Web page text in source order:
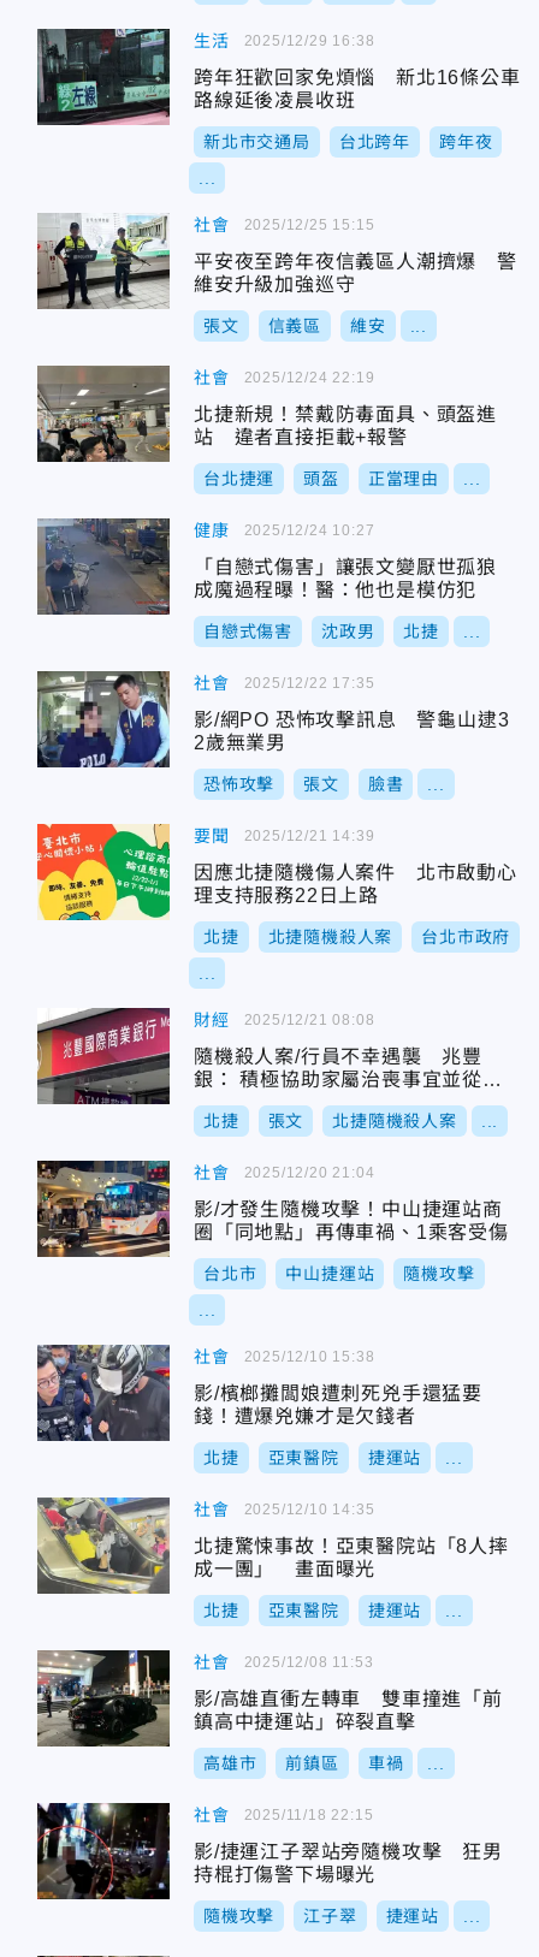
生活
跨年狂歡回家免煩惱 新北16條公車
路線延後凌晨收班
新北市交通局 台北跨年 跨年夜
2025/12/29 16:38
社會
平安夜至跨年夜信義區人潮擠爆 警
維安升級加強巡守
張文 信義區 維安
2025/12/25 15:15
社會
北捷新規！禁戴防毒面具、頭盔進
站 違者直接拒載+報警
台北捷運 頭盔 正當理由
2025/12/24 22:19
健康
「自戀式傷害」讓張文變厭世孤狼
成魔過程曝！醫：他也是模仿犯
自戀式傷害 沈政男 北捷
2025/12/24 10:27
社會
影/網PO 恐怖攻擊訊息 警龜山逮3
2歲無業男
恐怖攻擊 張文 臉書
2025/12/22 17:35
要聞
因應北捷隨機傷人案件 北市啟動心
理支持服務22日上路
北捷 北捷隨機殺人案 台北市政府
2025/12/21 14:39
財經
隨機殺人案/行員不幸遇襲 兆豐
銀： 積極協助家屬治喪事宜並從優
撫恤
北捷 張文 北捷隨機殺人案
2025/12/21 08:08
社會
影/才發生隨機攻擊！中山捷運站商
圈「同地點」再傳車禍、1乘客受傷
台北市 中山捷運站 隨機攻擊
2025/12/20 21:04
社會
影/檳榔攤闆娘遭刺死兇手還猛要
錢！遭爆兇嫌才是欠錢者
北捷 亞東醫院 捷運站
2025/12/10 15:38
社會
北捷驚悚事故！亞東醫院站「8人摔
成一團」 畫面曝光
北捷 亞東醫院 捷運站
2025/12/10 14:35
社會
影/高雄直衝左轉車 雙車撞進「前
鎮高中捷運站」碎裂直擊
高雄市 前鎮區 車禍
2025/12/08 11:53
社會
影/捷運江子翠站旁隨機攻擊 狂男
持棍打傷警下場曝光
隨機攻擊 江子翠 捷運站
2025/11/18 22:15